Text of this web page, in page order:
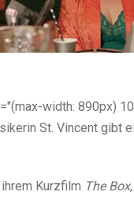
width: 890px)
St. Vincent gibt
Kurzfilm The Box